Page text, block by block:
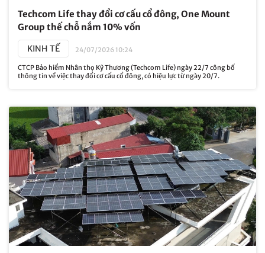
Techcom Life thay đổi cơ cấu cổ đông, One Mount
Group thế chỗ nắm 10% vốn
KINH TẾ 24/07/2026 10:24
CTCP Bảo hiểm Nhân thọ Kỹ Thương (Techcom Life) ngày 22/7 công bố
thông tin về việc thay đổi cơ cấu cổ đông, có hiệu lực từ ngày 20/7.